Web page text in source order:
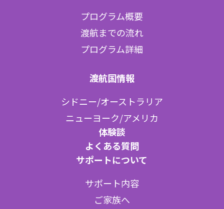
プログラム概要
渡航までの流れ
プログラム詳細
渡航国情報
シドニー/オーストラリア
ニューヨーク/アメリカ
体験談
よくある質問
サポートについて
サポート内容
ご家族へ